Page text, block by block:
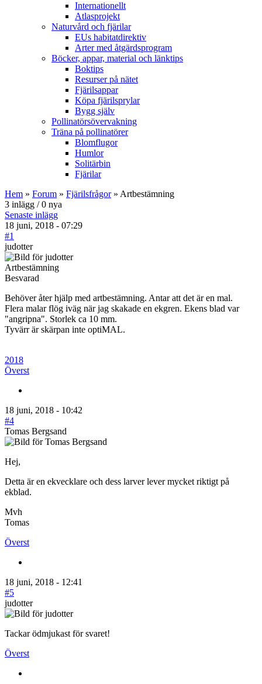
Internationellt
Atlasprojekt
Naturvård och fjärilar
EUs habitatdirektiv
Arter med åtgärdsprogram
Böcker, appar, material och länktips
Boktips
Resurser på nätet
Fjärilsappar
Köpa fjärilsprylar
Bygg själv
Pollinatörsövervakning
Träna på pollinatörer
Blomflugor
Humlor
Solitärbin
Fjärilar
Hem » Forum » Fjärilsfrågor» Artbestämning
3 inlägg / 0 nya
Senaste inlägg
18 juni, 2018 - 07:29
#1
judotter
Artbestämning
Besvarad
Behöver åter hjälp med artbestämning. Antar att det är en mal.
Flera malar flög iväg när jag skakade en ekgren. Ekens blad var
"angripna". Storlek ca 10 mm.
Tyvärr är skärpan inte optiMAL.
2018
Överst
18 juni, 2018 - 10:42
#4
Tomas Bergsand
Hej,
Detta är en ekvecklare och dess larver lever mycket riktigt på
ekblad.
Mvh
Tomas
Överst
18 juni, 2018 - 12:41
#5
judotter
Tackar ödmjukast för svaret!
Överst